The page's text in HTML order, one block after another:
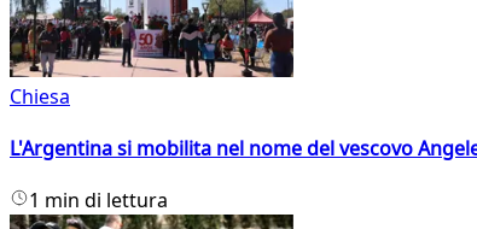
Chiesa
L'Argentina si mobilita nel nome del vescovo
1 min di lettura